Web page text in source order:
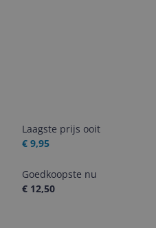
Laagste prijs ooit
€ 9,95
Goedkoopste nu
€ 12,50